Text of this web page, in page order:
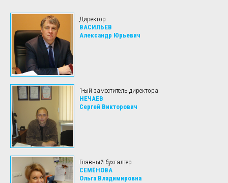
Директор
ВАСИЛЬЕВ
Александр Юрьевич
1-ый заместитель директора
НЕЧАЕВ
Сергей Викторович
Главный бухгалтер
СЕМЁНОВА
Ольга Владимировна